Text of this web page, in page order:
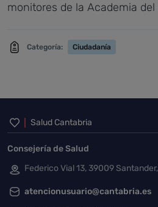
monitores de la Academia del
Categoría: Ciudadanía
Inicio del pie de
Salud Cantabria
Consejería de Salud
Federico Vial 13, 39009
atencionusuario@cantabria.es